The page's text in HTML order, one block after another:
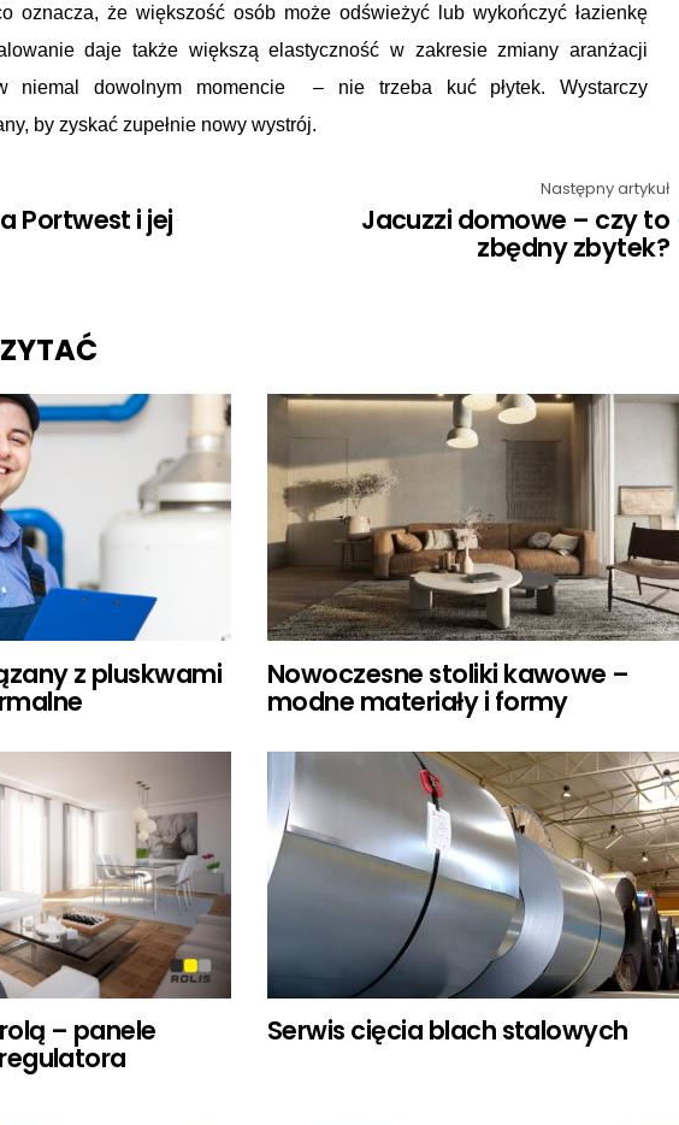
oznacza, że większość osób może odświeżyć lub wykończyć łazienkę
daje także większą elastyczność w zakresie zmiany aranżacji
niemal dowolnym momencie – nie trzeba kuć płytek. Wystarczy
by zyskać zupełnie nowy wystrój.
Portwest i jej
Następny artykuł
Jacuzzi domowe – czy to
zbędny zbytek?
z pluskwami Nowoczesne stoliki kawowe –
modne materiały i formy
– panele Serwis cięcia blach stalowych